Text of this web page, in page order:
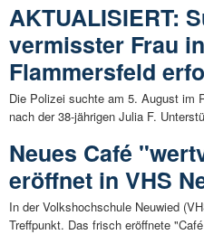
AKTUALISIERT:
vermisster Frau in
Flammersfeld
Die Polizei suchte am 5. August im
nach der 38-jährigen Julia F.
Neues Café
eröffnet in VHS
In der Volkshochschule Neuwied
Treffpunkt. Das frisch eröffnete